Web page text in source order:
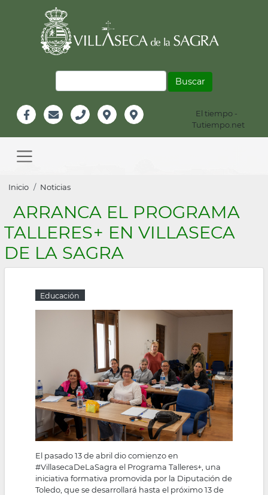
Información
Header
El tiempo -
Tutiempo.net
navigation
Sobrescribir
enlaces
de
ayuda
a
navegación
Inicio Noticias
ARRANCA EL PROGRAMA
TALLERES+ EN VILLASECA
DE LA SAGRA
Educación
El pasado 13 de abril dio comienzo en
#VillasecaDeLaSagra el Programa Talleres+, una
iniciativa formativa promovida por la Diputación de
Toledo, que se desarrollará hasta el próximo 13 de